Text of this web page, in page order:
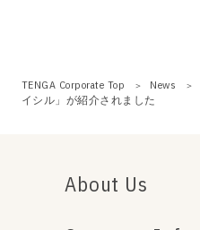
TENGA Corporate Top News
イシル」が紹介されました
About Us